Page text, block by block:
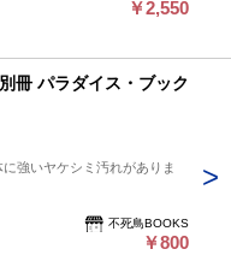
￥2,550
冊 パラダイス・ブック
強いヤケシミ汚れがありま
不死鳥BOOKS
￥800